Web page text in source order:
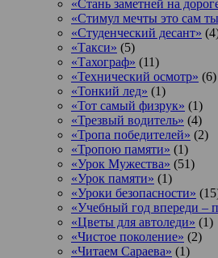
«Стань заметней на
«Стимул мечты это сам
«Студенческий десант»
«Такси» (5)
«Тахограф» (11)
«Технический осмотр» (6)
«Тонкий лед» (1)
«Тот самый физрук» (1)
«Трезвый водитель» (4)
«Тропа победителей» (2)
«Тропою памяти» (1)
«Урок Мужества» (51)
«Урок памяти» (1)
«Уроки безопасности»
«Учебный год впереди –
«Цветы для автоледи» (1)
«Чистое поколение» (2)
«Читаем Сараева» (1)